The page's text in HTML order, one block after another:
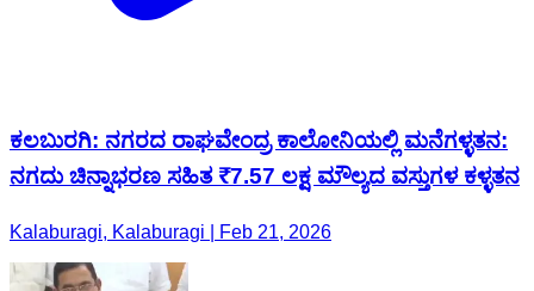
ಕಲಬುರಗಿ: ನಗರದ ರಾಘವೇಂದ್ರ ಕಾಲೋನಿಯಲ್ಲಿ ಮನೆಗಳ್ಳತನ:
ನಗದು ಚಿನ್ನಾಭರಣ ಸಹಿತ ₹7.57 ಲಕ್ಷ ಮೌಲ್ಯದ ವಸ್ತುಗಳ ಕಳ್ಳತನ
Kalaburagi, Kalaburagi | Feb 21, 2026